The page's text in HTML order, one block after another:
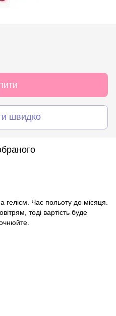
швидко
Час польоту до місяця.
тоді вартість буде